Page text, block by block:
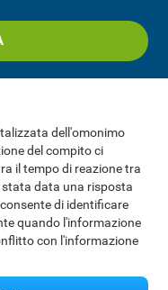
dell'omonimo
del compito ci
il tempo di reazione tra
stata data una risposta
di identificare
quando l'informazione
con l'informazione